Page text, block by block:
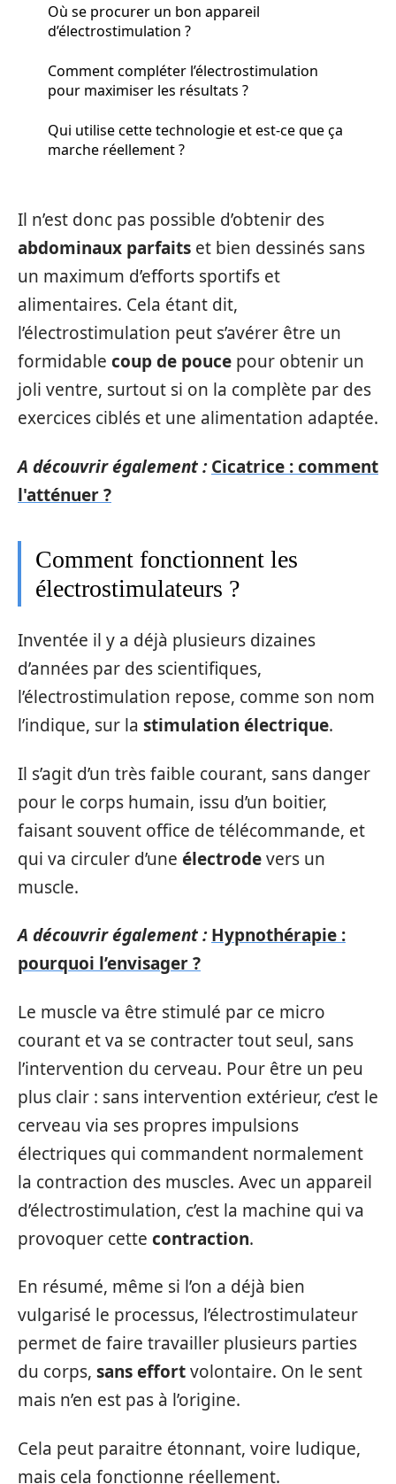
Où se procurer un bon appareil
d’électrostimulation ?
Comment compléter l’électrostimulation
pour maximiser les résultats ?
Qui utilise cette technologie et est-ce que ça
marche réellement ?
Il n’est donc pas possible d’obtenir des
abdominaux parfaits et bien dessinés sans
un maximum d’efforts sportifs et
alimentaires. Cela étant dit,
l’électrostimulation peut s’avérer être un
formidable coup de pouce pour obtenir un
joli ventre, surtout si on la complète par des
exercices ciblés et une alimentation adaptée.
A découvrir également : Cicatrice : comment
l'atténuer ?
Comment fonctionnent les
électrostimulateurs ?
Inventée il y a déjà plusieurs dizaines
d’années par des scientifiques,
l’électrostimulation repose, comme son nom
l’indique, sur la stimulation électrique.
Il s’agit d’un très faible courant, sans danger
pour le corps humain, issu d’un boitier,
faisant souvent office de télécommande, et
qui va circuler d’une électrodevers un
muscle.
A découvrir également : Hypnothérapie :
pourquoi l’envisager ?
Le muscle va être stimulé par ce micro
courant et va se contracter tout seul, sans
l’intervention du cerveau. Pour être un peu
plus clair : sans intervention extérieur, c’est le
cerveau via ses propres impulsions
électriques qui commandent normalement
la contraction des muscles. Avec un appareil
d’électrostimulation, c’est la machine qui va
provoquer cette contraction.
En résumé, même si l’on a déjà bien
vulgarisé le processus, l’électrostimulateur
permet de faire travailler plusieurs parties
du corps, sans effortvolontaire. On le sent
mais n’en est pas à l’origine.
Cela peut paraitre étonnant, voire ludique,
mais cela fonctionne réellement.